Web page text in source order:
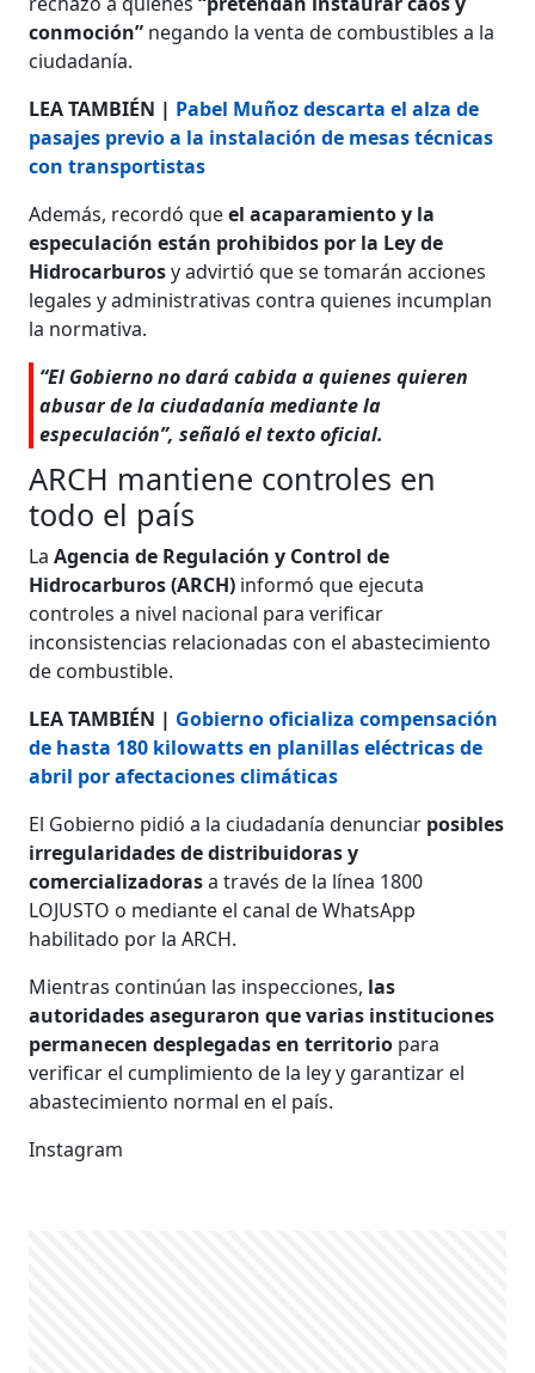
conmoción” negando la venta de combustibles a la
ciudadanía.
LEA TAMBIÉN | Pabel Muñoz descarta el alza de
pasajes previo a la instalación de mesas técnicas
con transportistas
Además, recordó queel acaparamiento y la
especulación están prohibidos por la Ley de
Hidrocarburosy advirtió que se tomarán acciones
legales y administrativas contra quienes incumplan
la normativa.
“El Gobierno no dará cabida a quienes quieren
abusar de la ciudadanía mediante la
especulación”, señaló el texto oficial.
ARCH mantiene controles en
todo el país
LaAgencia de Regulación y Control de
Hidrocarburos (ARCH) informó que ejecuta
controles a nivel nacional para verificar
inconsistencias relacionadas con el abastecimiento
de combustible.
LEA TAMBIÉN | Gobierno oficializa compensación
de hasta 180 kilowatts en planillas eléctricas de
abril por afectaciones climáticas
El Gobierno pidió a la ciudadanía denunciar posibles
irregularidades de distribuidoras y
comercializadorasa través de la línea 1800
LOJUSTO o mediante el canal de WhatsApp
habilitado por la ARCH.
Mientras continúan las inspecciones, las
autoridades aseguraron que varias instituciones
permanecen desplegadas en territorio para
verificar el cumplimiento de la ley y garantizar el
abastecimiento normal en el país.
Instagram